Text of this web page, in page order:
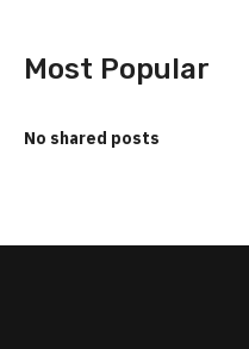
Most Popular
No shared posts